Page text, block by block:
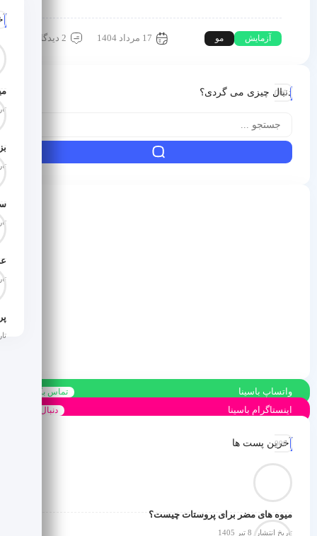
آزمایش مو 17 مرداد 1404 2 دیدگاه
دنبال چیزی می گردی؟
واتساپ باسینا تماس بگیرید
اینستاگرام باسینا دنبال کنید
آخرین پست ها
میوه های مضر برای پروستات چیست؟
تاریخ انتشار: 8 تیر 1405